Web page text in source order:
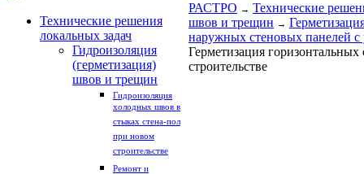
Технические решения
локальных задач
Гидроизоляция
(герметизация)
швов и трещин
Гидроизоляция
холодных швов в
стыках стена-пол
при новом
строительстве
Ремонт и
РАСТРО → Технические
швов и трещин →
наружных стеновых панелей с
Герметизация
строительстве